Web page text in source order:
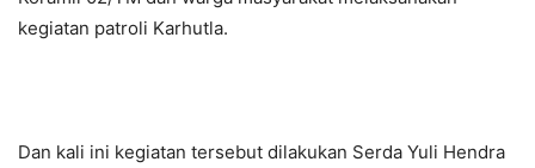
kegiatan patroli Karhutla.
Dan kali ini kegiatan tersebut dilakukan Serda Yuli Hendra